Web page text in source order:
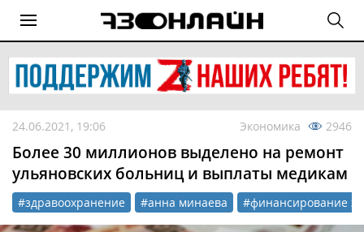
24.06.2021, 19:06 Экономика 2946
Более 30 миллионов выделено на ремонт
ульяновских больниц и выплаты медикам
#здравоохранение #анна минаева #финансирование